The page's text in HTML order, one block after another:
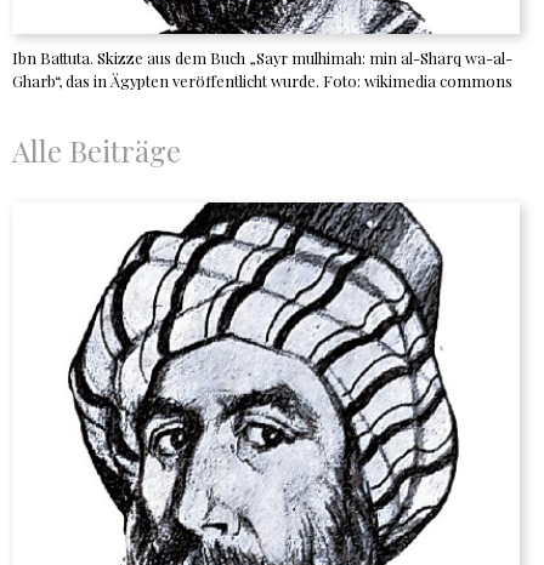
Ibn Battuta. Skizze aus dem Buch „Sayr mulhimah: min al-Sharq wa-al-
Gharb“, das in Ägypten veröffentlicht wurde. Foto: wikimedia commons
Alle Beiträge